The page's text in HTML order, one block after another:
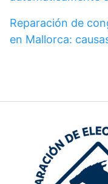
Reparación de
en Mallorca: